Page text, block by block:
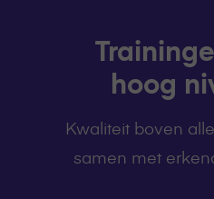
hoog
Kwaliteit boven
samen met